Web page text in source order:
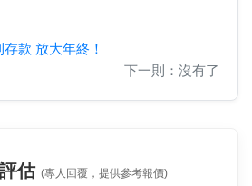
款 放大年終！
下一則：沒有了
估 (專人回覆，提供參考報價)